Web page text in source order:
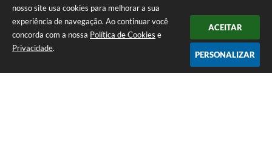
nosso site usa cookies para melhorar a sua
experiência de navegação. Ao continuar você
concorda com a nossa Política de Cookies e
Privacidade.
ACEITAR
PERSONALIZAR